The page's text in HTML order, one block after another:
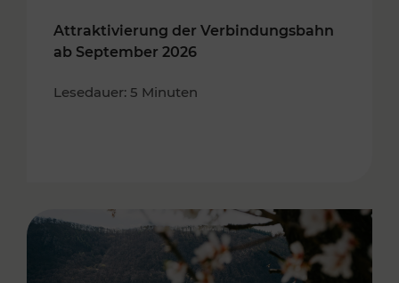
Attraktivierung der Verbindungsbahn
ab September 2026
Lesedauer: 5 Minuten